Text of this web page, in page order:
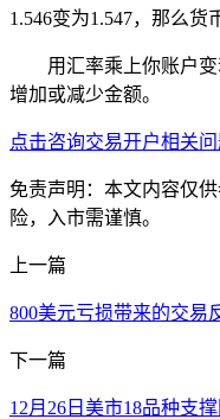
1.546变为1.547，那么货
用汇率乘上你账户
增加或减少金额。
点击咨询交易开户相关
免责声明：本文内容仅
险，入市需谨慎。
上一篇
800美元亏损带来的交易
下一篇
12月26日美市18品种支